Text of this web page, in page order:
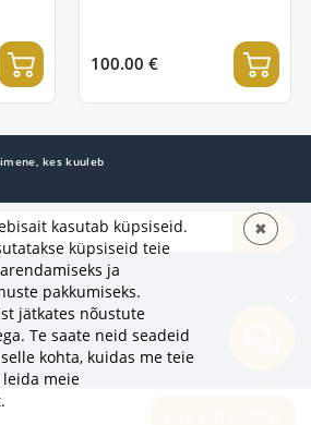
100.00 €
kes kuuleb
TELLI
kasutab küpsiseid.
küpsiseid teie
ja
pakkumiseks.
jätkates nõustute
Te saate neid seadeid
kohta, kuidas me teie
leida meie
.
✖